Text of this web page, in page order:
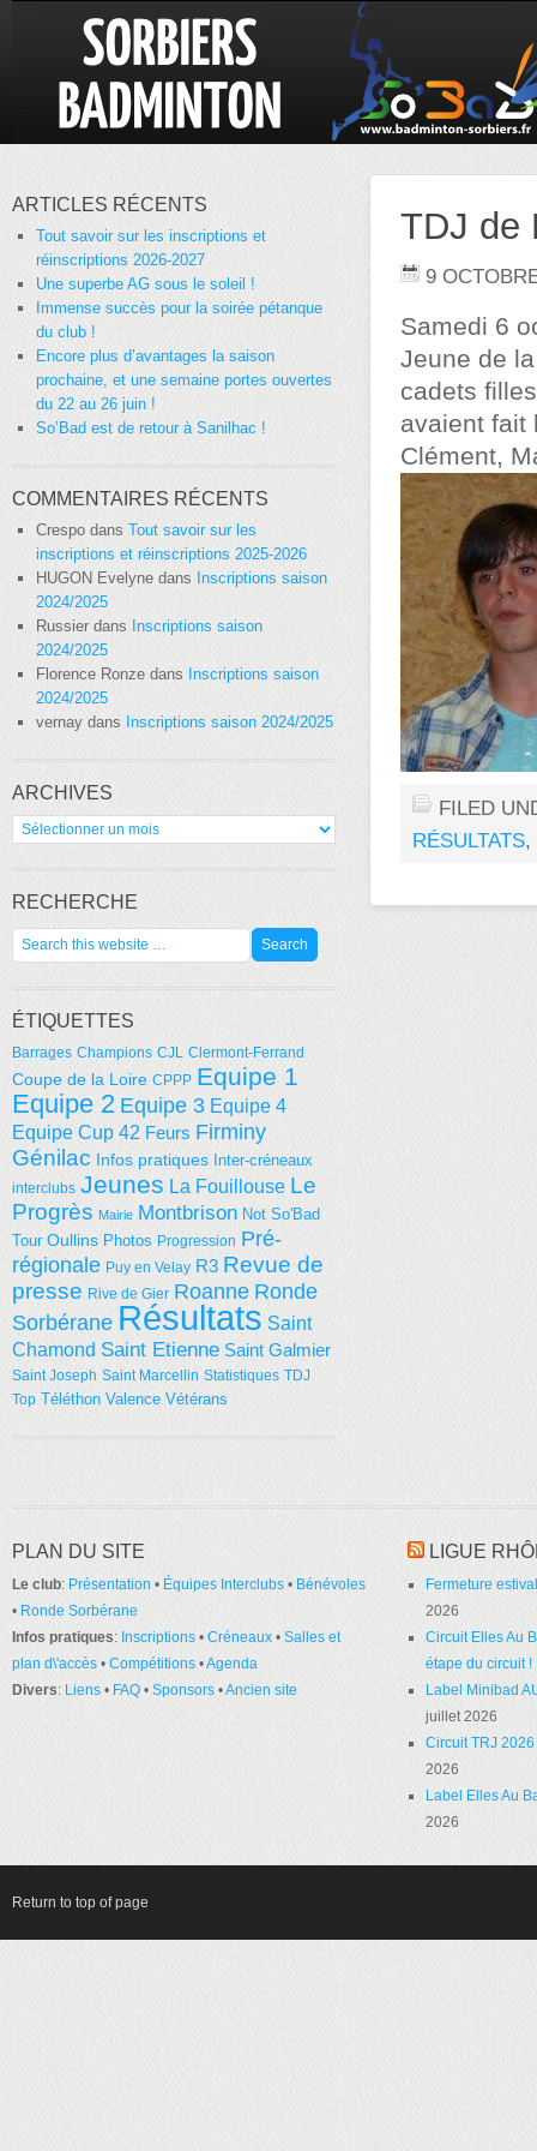
TDJ de
9
Samedi 6
Jeune de
cadets
avaient fait
Clément,
FILED
RÉSULTATS,
ARTICLES RÉCENTS
Tout savoir sur les inscriptions et
réinscriptions 2026-2027
Une superbe AG sous le soleil !
Immense succès pour la soirée pétanque
du club !
Encore plus d’avantages la saison
prochaine, et une semaine portes ouvertes
du 22 au 26 juin !
So’Bad est de retour à Sanilhac !
COMMENTAIRES RÉCENTS
Crespo dans Tout savoir sur les
inscriptions et réinscriptions 2025-2026
HUGON Evelyne dans Inscriptions saison
2024/2025
Russierdans Inscriptions saison
2024/2025
Florence Ronze dans Inscriptions saison
2024/2025
vernay dans Inscriptions saison 2024/2025
ARCHIVES
Archives
RECHERCHE
ÉTIQUETTES
Barrages Champions CJL Clermont-Ferrand
Coupe de la Loire CPPP Equipe 1
Equipe 2 Equipe 3 Equipe 4
Equipe Cup 42 Feurs Firminy
Génilac Infos pratiques Inter-créneaux
interclubs Jeunes La Fouillouse Le
Progrès Mairie Montbrison Not So'Bad
Tour Oullins Photos Progression Pré-
régionale Puy en Velay R3 Revue de
presse Rive de Gier Roanne Ronde
Sorbérane Résultats Saint
Chamond Saint Etienne Saint Galmier
Saint Joseph Saint Marcellin Statistiques TDJ
Top Téléthon Valence Vétérans
PLAN DU SITE
Le club: Présentation • Équipes Interclubs • Bénévoles
• Ronde Sorbérane
Infos pratiques: Inscriptions • Créneaux • Salles et
plan d\'accès • Compétitions •Agenda
Divers: Liens • FAQ • Sponsors •Ancien site
LIGUE
Fermeture
2026
Circuit Elles Au
étape du circuit !
Label Minibad
juillet 2026
Circuit TRJ
2026
Label Elles Au
2026
Return to top of page